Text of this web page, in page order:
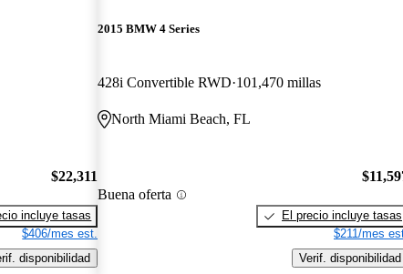
$22,311
incluye tasas
$406/mes est.
disponibilidad
2015 BMW 4 Series
428i Convertible RWD 101,470 millas
North Miami Beach, FL
Buena oferta
El precio incluye tasas
$211/mes
Verif. disponibilidad